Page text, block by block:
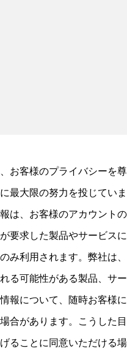
お客様のプライバシーを
最大限の努力を投じてい
は、お客様のアカウント
要求した製品やサービス
み利用されます。弊社は
る可能性がある製品、サ
報について、随時お客様
場合があります。こうした
ることに同意いただける